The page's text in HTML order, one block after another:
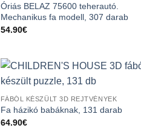
Óriás BELAZ 75600 teherautó.
Mechanikus fa modell, 307 darab
54.90€
FÁBÓL KÉSZÜLT 3D REJTVÉNYEK
Fa házikó babáknak, 131 darab
64.90€